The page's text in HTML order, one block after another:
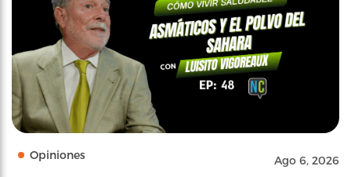
Opiniones Ago 6, 2026